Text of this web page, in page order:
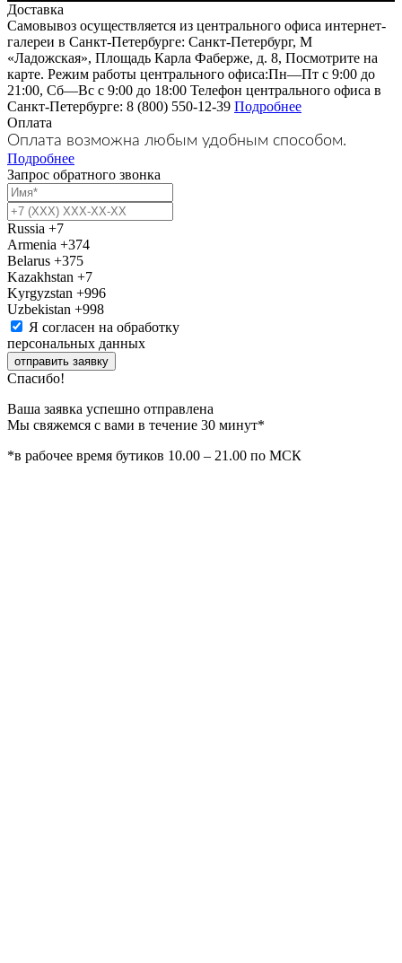
Доставка
Самовывоз осуществляется из центрального офиса интернет-
галереи в Санкт-Петербурге: Санкт-Петербург, М
«Ладожская», Площадь Карла Фаберже, д. 8, Посмотрите на
карте. Режим работы центрального офиса:Пн—Пт с 9:00 до
21:00, Сб—Вс с 9:00 до 18:00 Телефон центрального офиса в
Санкт-Петербурге: 8 (800) 550-12-39 Подробнее
Оплата
Оплата возможна любым удобным способом.
Подробнее
Запрос обратного звонка
Russia +7
Armenia +374
Belarus +375
Kazakhstan +7
Kyrgyzstan +996
Uzbekistan +998
Я согласен на обработку
персональных данных
отправить заявку
Спасибо!
Ваша заявка успешно отправлена
Мы свяжемся с вами в течение 30 минут*
*в рабочее время бутиков 10.00 – 21.00 по МСК